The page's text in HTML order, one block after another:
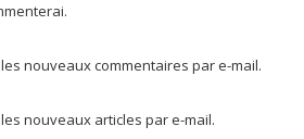
nouveaux commentaires par e-mail.
nouveaux articles par e-mail.